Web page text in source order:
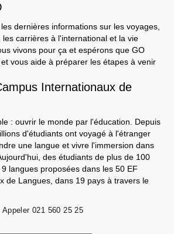
dernières informations sur les voyages,
carrières à l'international et la vie
vivons pour ça et espérons que GO
vous aide à préparer les étapes à venir
Internationaux de
: ouvrir le monde par l'éducation. Depuis
d'étudiants ont voyagé à l'étranger
une langue et vivre l'immersion dans
des étudiants de plus de 100
langues proposées dans les 50 EF
de Langues, dans 19 pays à travers le
Appeler 021 560 25 25